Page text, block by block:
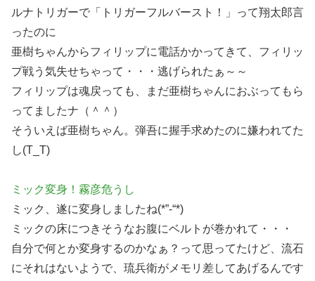
ルナトリガーで「トリガーフルバースト！」って翔太郎言
ったのに
亜樹ちゃんからフィリップに電話かかってきて、フィリッ
プ戦う気失せちゃって・・・逃げられたぁ～～
フィリップは魂戻っても、まだ亜樹ちゃんにおぶってもら
ってましたナ（＾＾）
そういえば亜樹ちゃん。弾吾に握手求めたのに嫌われてた
し(T_T)
ミック変身！霧彦危うし
ミック、遂に変身しましたね(*”-“*)
ミックの床につきそうなお腹にベルトが巻かれて・・・
自分で何とか変身するのかなぁ？って思ってたけど、流石
にそれはないようで、琉兵衛がメモリ差してあげるんです